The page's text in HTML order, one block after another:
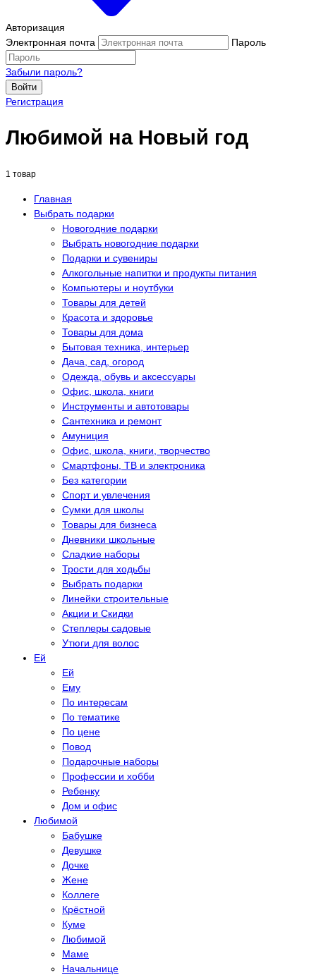
Авторизация
Электронная почта
Пароль
Забыли пароль?
Войти
Регистрация
Любимой на Новый год
1 товар
Главная
Выбрать подарки
Новогодние подарки
Выбрать новогодние подарки
Подарки и сувениры
Алкогольные напитки и продукты питания
Компьютеры и ноутбуки
Товары для детей
Красота и здоровье
Товары для дома
Бытовая техника, интерьер
Дача, сад, огород
Одежда, обувь и аксессуары
Офис, школа, книги
Инструменты и автотовары
Сантехника и ремонт
Амуниция
Офис, школа, книги, творчество
Смартфоны, ТВ и электроника
Без категории
Спорт и увлечения
Сумки для школы
Товары для бизнеса
Дневники школьные
Сладкие наборы
Трости для ходьбы
Выбрать подарки
Линейки строительные
Акции и Скидки
Степлеры садовые
Утюги для волос
Eй
Eй
Eму
По интересам
По тематике
По цене
Повод
Подарочные наборы
Профессии и хобби
Ребенку
Дом и офис
Любимой
Бабушке
Девушке
Дочке
Жене
Коллеге
Крёстной
Куме
Любимой
Маме
Начальнице